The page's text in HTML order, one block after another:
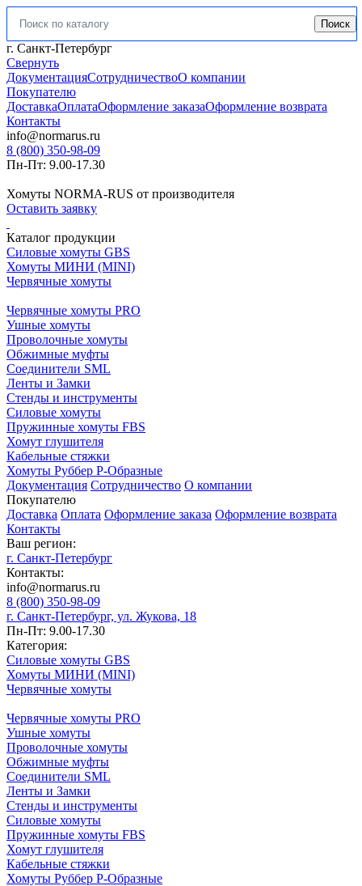
Искать: Поиск
г. Санкт-Петербург
Свернуть
ДокументацияСотрудничествоО компании
Покупателю
ДоставкаОплатаОформление заказаОформление возврата
Контакты
info@normarus.ru
8 (800) 350-98-09
Пн-Пт: 9.00-17.30
Хомуты NORMA-RUS от производителя
Оставить заявку
Каталог продукции
Силовые хомуты GBS
Хомуты МИНИ (MINI)
Червячные хомуты
Червячные хомуты PRO
Ушные хомуты
Проволочные хомуты
Обжимные муфты
Соединители SML
Ленты и Замки
Стенды и инструменты
Силовые хомуты
Пружинные хомуты FBS
Хомут глушителя
Кабельные стяжки
Хомуты Руббер Р-Образные
Документация Сотрудничество О компании
Покупателю
Доставка Оплата Оформление заказа Оформление возврата
Контакты
Ваш регион:
г. Санкт-Петербург
Контакты:
info@normarus.ru
8 (800) 350-98-09
г. Санкт-Петербург, ул. Жукова, 18
Пн-Пт: 9.00-17.30
Категория:
Силовые хомуты GBS
Хомуты МИНИ (MINI)
Червячные хомуты
Червячные хомуты PRO
Ушные хомуты
Проволочные хомуты
Обжимные муфты
Соединители SML
Ленты и Замки
Стенды и инструменты
Силовые хомуты
Пружинные хомуты FBS
Хомут глушителя
Кабельные стяжки
Хомуты Руббер Р-Образные